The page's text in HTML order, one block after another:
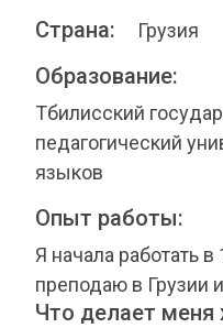
Страна: Грузия
Образование:
Тбилисский
педагогический
языков
Опыт работы:
Я начала работать в
преподаю в Грузии
Что делает